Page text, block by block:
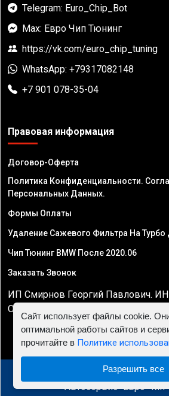
Telegram: Euro_Chip_Bot
Max: Евро Чип Тюнинг
https://vk.com/euro_chip_tuning
WhatsApp: +79317082148
+7 901 078-35-04
Правовая информация
Договор-Оферта
Политика Конфиденциальности.
Персональных Данных.
Формы Оплаты
Удаление Сажевого Фильтра На Турбо
Чип Тюнинг BMW После 2020.06
Заказать Звонок
ИП Смирнов Георгий Павлович.
ОГРНИП 324470400032610
© 2010 - 2026 Чип тюнинг
Автосервис "Евро Чип
Сайт использует файлы cookie.
оптимальной работы сайтов и
прочитайте в Политике
Разрешить все